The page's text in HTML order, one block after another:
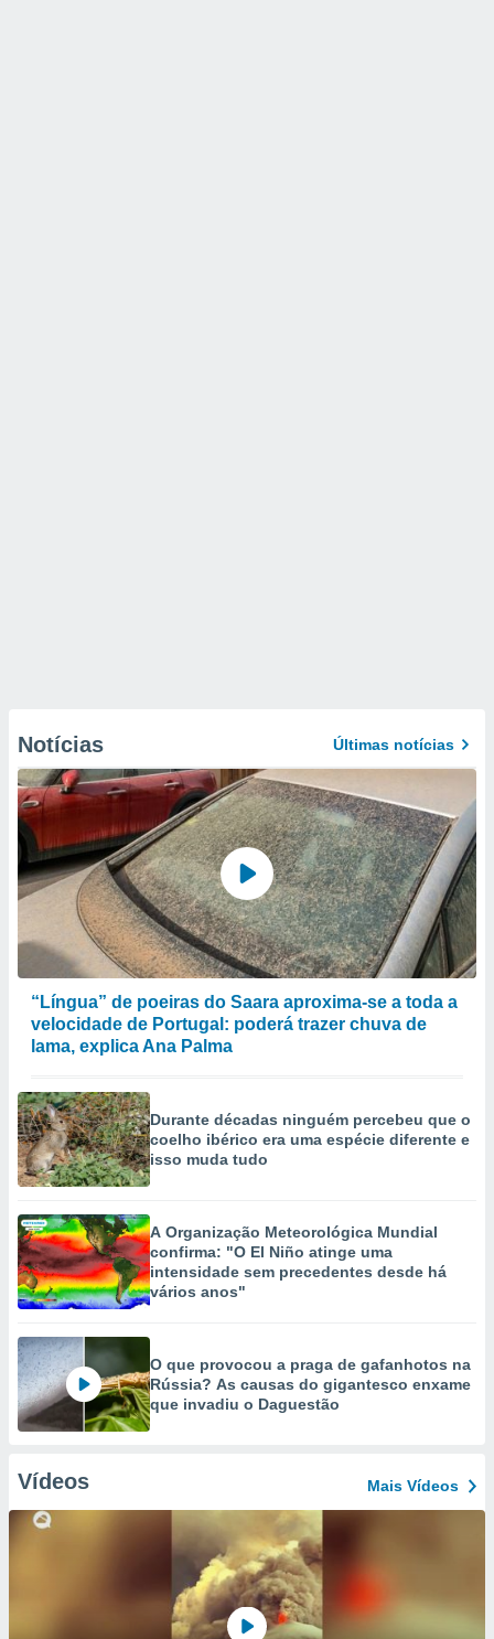
Notícias Últimas notícias
“Língua” de poeiras do Saara aproxima-se a toda a
velocidade de Portugal: poderá trazer chuva de
lama, explica Ana Palma
Durante décadas ninguém percebeu que o
coelho ibérico era uma espécie diferente e
isso muda tudo
A Organização Meteorológica Mundial
confirma: "O El Niño atinge uma
intensidade sem precedentes desde há
vários anos"
O que provocou a praga de gafanhotos na
Rússia? As causas do gigantesco enxame
que invadiu o Daguestão
Vídeos Mais Vídeos